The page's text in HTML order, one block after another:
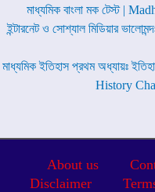
মাধ্যমিক বাংলা মক টেস্ট |
ইন্টারনেট ও সোশ্যাল মিডিয়ার
মাধ্যমিক ইতিহাস প্রথম অধ্যায়ঃ
History
About us
Disclaimer